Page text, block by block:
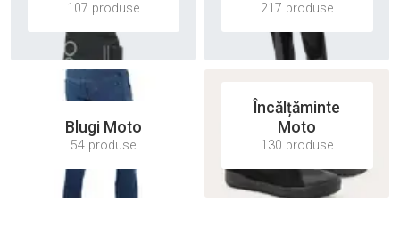
107 produse 217 produse
Blugi Moto
54 produse
Încălțăminte
Moto
130 produse